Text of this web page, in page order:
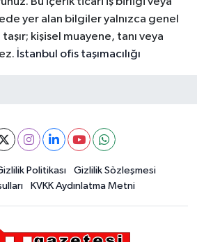
yer alan bilgiler yalnızca genel
kişisel muayene, tanı veya
İstanbul ofis taşımacılığı
Politikası
Gizlilik Sözleşmesi
KVKK Aydınlatma Metni